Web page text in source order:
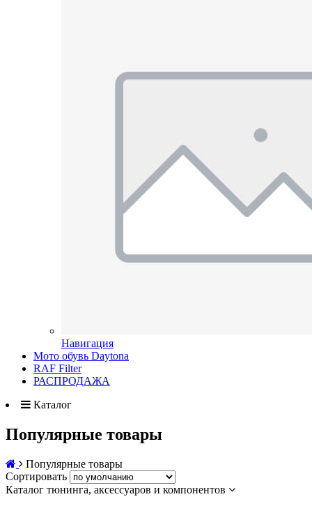
Навигация
Мото обувь Daytona
RAF Filter
РАСПРОДАЖА
Каталог
Популярные товары
Популярные товары
Сортировать
Каталог тюнинга, аксессуаров и компонентов